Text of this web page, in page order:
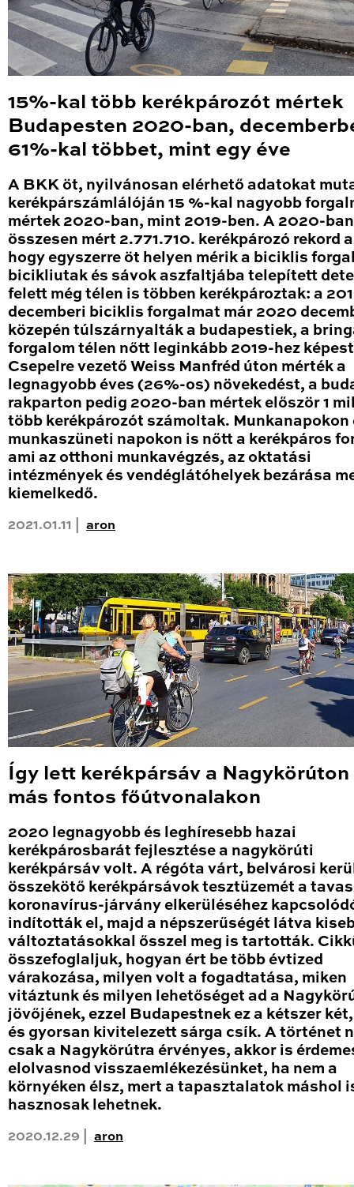
15%-kal több kerékpározót mértek
Budapesten 2020-ban,
61%-kal többet, mint egy éve
A BKK öt, nyilvánosan elérhető adatokat
kerékpárszámlálóján 15 %-kal nagyobb
mértek 2020-ban, mint 2019-ben. A 2020-ban
összesen mért 2.771.710. kerékpározó rekord
hogy egyszerre öt helyen mérik a biciklis
bicikliutak és sávok aszfaltjába telepített
felett még télen is többen kerékpároztak: a
decemberi biciklis forgalmat már 2020
közepén túlszárnyalták a budapestiek, a
forgalom télen nőtt leginkább 2019-hez
Csepelre vezető Weiss Manfréd úton mérték a
legnagyobb éves (26%-os) növekedést, a
rakparton pedig 2020-ban mértek először 1
több kerékpározót számoltak. Munkanapokon
munkaszüneti napokon is nőtt a kerékpáros
ami az otthoni munkavégzés, az oktatási
intézmények és vendéglátóhelyek bezárása
kiemelkedő.
2021.01.11 | aron
Így lett kerékpársáv a Nagykörúton
más fontos főútvonalakon
2020 legnagyobb és leghíresebb hazai
kerékpárosbarát fejlesztése a nagykörúti
kerékpársáv volt. A régóta várt, belvárosi
összekötő kerékpársávok tesztüzemét a
koronavírus-járvány elkerüléséhez
indították el, majd a népszerűségét látva
változtatásokkal ősszel meg is tartották.
összefoglaljuk, hogyan ért be több évtized
várakozása, milyen volt a fogadtatása, miken
vitáztunk és milyen lehetőséget ad a
jövőjének, ezzel Budapestnek ez a kétszer
és gyorsan kivitelezett sárga csík. A történet
csak a Nagykörútra érvényes, akkor is
elolvasnod visszaemlékezésünket, ha nem a
környéken élsz, mert a tapasztalatok máshol
hasznosak lehetnek.
2020.12.29 | aron